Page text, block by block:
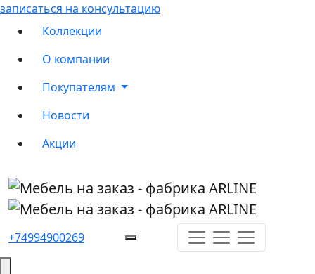
записаться на консультацию
Коллекции
О компании
Покупателям
Новости
Акции
+74994900269